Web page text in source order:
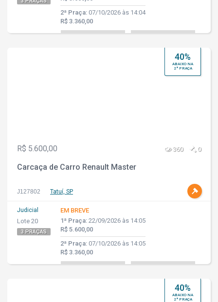
2ª Praça: 07/10/2026 às 14:04
R$ 3.360,00
40%
ABAIXO NA
2ª PRAÇA
R$ 5.600,00 360 0
Carcaça de Carro Renault Master
J127802 Tatuí, SP
Judicial
Lote 20
3 PRAÇAS
EM BREVE
1ª Praça: 22/09/2026 às 14:05
R$ 5.600,00
2ª Praça: 07/10/2026 às 14:05
R$ 3.360,00
40%
ABAIXO NA
2ª PRAÇA